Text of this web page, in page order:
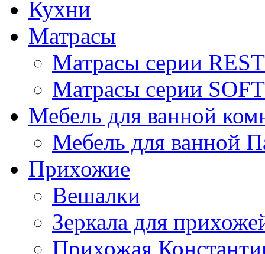
Кухни
Матрасы
Матрасы серии REST
Матрасы серии SOFT
Мебель для ванной
Мебель для ванной
Прихожие
Вешалки
Зеркала для
Прихожая